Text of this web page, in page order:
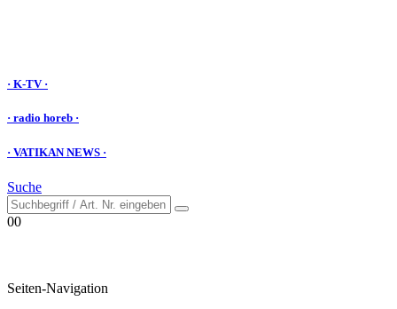
· K-TV ·
· radio horeb ·
· VATIKAN NEWS ·
Suche
00
Seiten-Navigation